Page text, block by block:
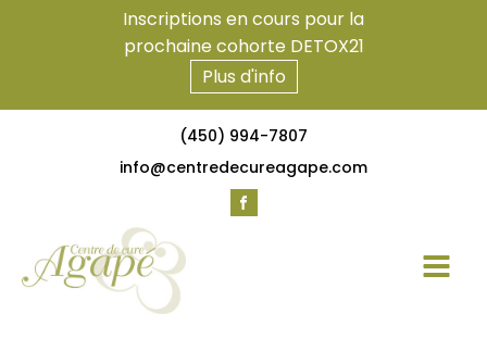
Inscriptions en cours pour la
prochaine cohorte DETOX21
Plus d'info
(450) 994-7807
info@centredecureagape.com